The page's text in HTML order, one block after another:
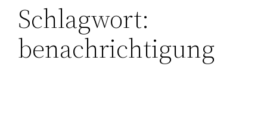
Schlagwort:
benachrichtigung